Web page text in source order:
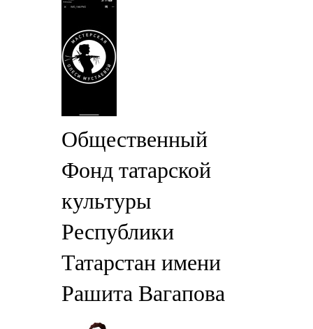
Общественный
Фонд татарской
культуры
Республики
Татарстан имени
Рашита Вагапова